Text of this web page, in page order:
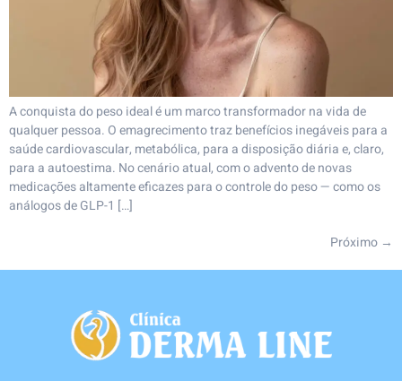
A conquista do peso ideal é um marco transformador na vida de
qualquer pessoa. O emagrecimento traz benefícios inegáveis para a
saúde cardiovascular, metabólica, para a disposição diária e, claro,
para a autoestima. No cenário atual, com o advento de novas
medicações altamente eficazes para o controle do peso — como os
análogos de GLP-1 […]
Próximo →